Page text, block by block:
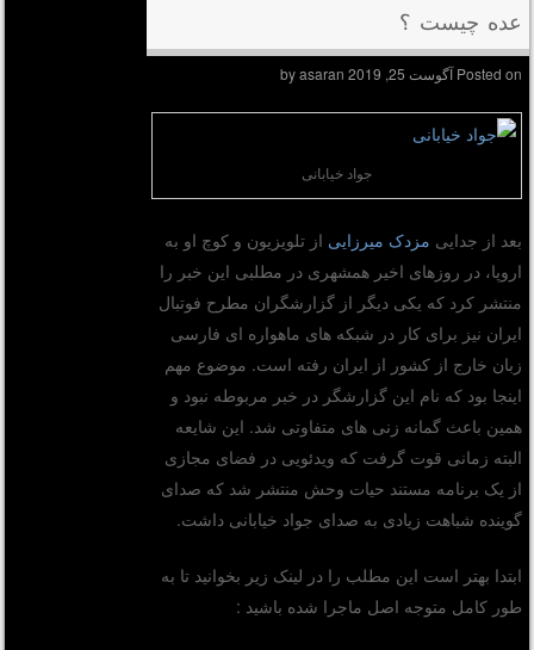
عده چیست ؟
Posted onآگوست 25, 2019 by
asaran
جواد خیابانی
بعد از جداییمزدک میرزایی از تلویزیون و کوچ او به
اروپا، در روزهای اخیر همشهری در مطلبی این خبر را
منتشر کرد که یکی دیگر از گزارشگران مطرح فوتبال
ایران نیز برای کار در شبکه های ماهواره ای فارسی
زبان خارج از کشور از ایران رفته است. موضوع مهم
اینجا بود که نام این گزارشگر در خبر مربوطه نبود و
همین باعث گمانه زنی های متفاوتی شد. این شایعه
البته زمانی قوت گرفت که ویدئویی در فضای مجازی
از یک برنامه مستند حیات وحش منتشر شد که صدای
گوینده شباهت زیادی به صدای جواد خیابانی داشت.
ابتدا بهتر است این مطلب را در لینک زیر بخوانید تا به
طور کامل متوجه اصل ماجرا شده باشید :